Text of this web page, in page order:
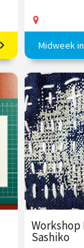
Maak je
pastel- en
€ 375.00
Op
Midweek
Workshop
Sashiko